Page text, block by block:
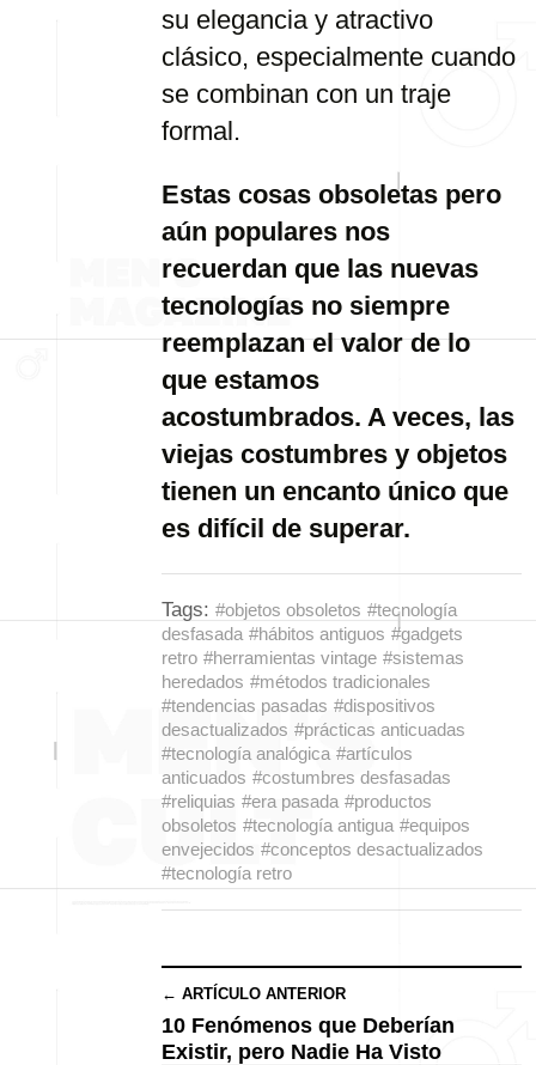
su elegancia y atractivo
clásico, especialmente cuando
se combinan con un traje
formal.
Estas cosas obsoletas pero
aún populares nos
recuerdan que las nuevas
tecnologías no siempre
reemplazan el valor de lo
que estamos
acostumbrados. A veces, las
viejas costumbres y objetos
tienen un encanto único que
es difícil de superar.
Tags: #objetos obsoletos #tecnología
desfasada #hábitos antiguos #gadgets
retro #herramientas vintage #sistemas
heredados #métodos tradicionales
#tendencias pasadas #dispositivos
desactualizados #prácticas anticuadas
#tecnología analógica #artículos
anticuados #costumbres desfasadas
#reliquias #era pasada #productos
obsoletos #tecnología antigua #equipos
envejecidos #conceptos desactualizados
#tecnología retro
← ARTÍCULO ANTERIOR
10 Fenómenos que Deberían
Existir, pero Nadie Ha Visto